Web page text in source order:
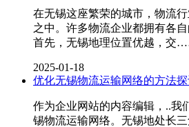
在无锡这座繁荣的城市，物流
之中。许多物流企业都拥有各自
首先，无锡地理位置优越，交
2025-01-18
优化无锡物流运输网络的方法
作为企业网站的内容编辑，..我
锡物流运输网络。无锡地处长